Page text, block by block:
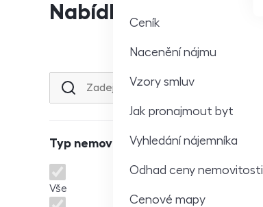
Ceník
Nacenění nájmu
Vzory smluv
Jak pronajmout byt
Vyhledání nájemníka
Odhad ceny nemovitosti
Cenové mapy
Nabídka nemovitostí
Lokalita nebo ulice
Typ nemovitosti
Typ nemovitosti
Vše